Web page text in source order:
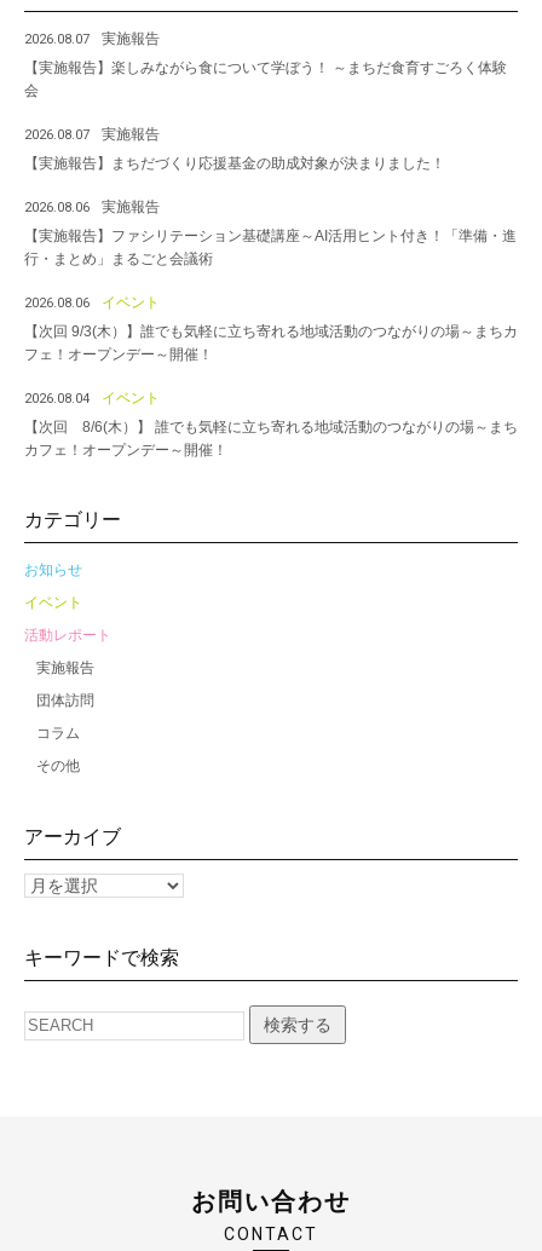
2026.08.07
実施報告
【実施報告】楽しみながら食について学ぼう！ ～まちだ食育すごろく体験
会
2026.08.07
実施報告
【実施報告】まちだづくり応援基金の助成対象が決まりました！
2026.08.06
実施報告
【実施報告】ファシリテーション基礎講座～AI活用ヒント付き！「準備・進
行・まとめ」まるごと会議術
2026.08.06
イベント
【次回 9/3(木）】誰でも気軽に立ち寄れる地域活動のつながりの場～まちカ
フェ！オープンデー～開催！
2026.08.04
イベント
【次回 8/6(木）】 誰でも気軽に立ち寄れる地域活動のつながりの場～まち
カフェ！オープンデー～開催！
カテゴリー
お知らせ
イベント
活動レポート
実施報告
団体訪問
コラム
その他
アーカイブ
キーワードで検索
検索する
お問い合わせ
CONTACT